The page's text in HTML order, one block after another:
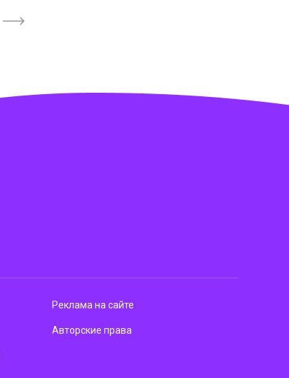
Реклама на сайте
Авторские права